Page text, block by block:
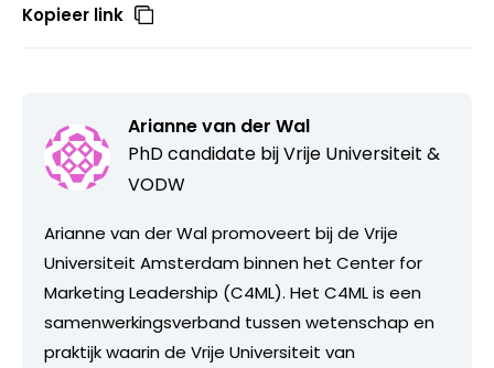
Kopieer link
Arianne van der Wal
PhD candidate bijVrije Universiteit &
VODW
Arianne van der Wal promoveert bij de Vrije
Universiteit Amsterdam binnen het Center for
Marketing Leadership (C4ML). Het C4ML is een
samenwerkingsverband tussen wetenschap en
praktijk waarin de Vrije Universiteit van